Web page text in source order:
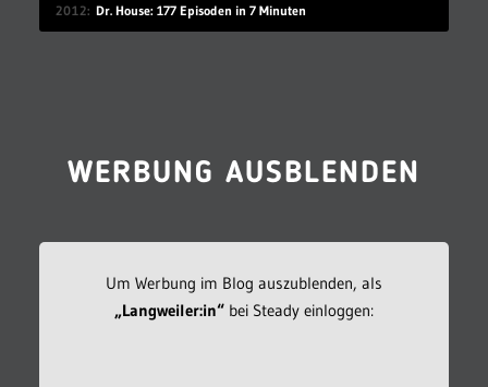
2012 Dr. House: 177 Episoden in 7 Minuten
WERBUNG AUSBLENDEN
Um Werbung im Blog auszublenden, als
„Langweiler:in“bei Steady einloggen: